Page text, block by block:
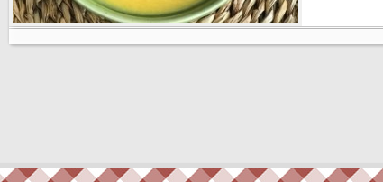
bo
ok